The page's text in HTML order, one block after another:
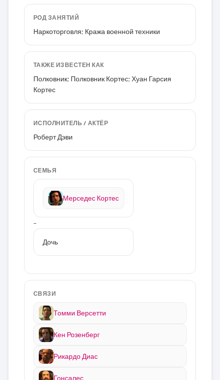
РОД ЗАНЯТИЙ
Наркоторговля; Кража военной техники
ТАКЖЕ ИЗВЕСТЕН КАК
Полковник; Полковник Кортес; Хуан Гарсия
Кортес
ИСПОЛНИТЕЛЬ / АКТЁР
Роберт Дэви
СЕМЬЯ
Мерседес Кортес
–
Дочь
СВЯЗИ
Томми Версетти
Кен Розенберг
Рикардо Диас
Гонсалес